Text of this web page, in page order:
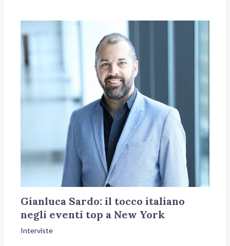
Gianluca Sardo: il tocco italiano
negli eventi top a New York
Interviste